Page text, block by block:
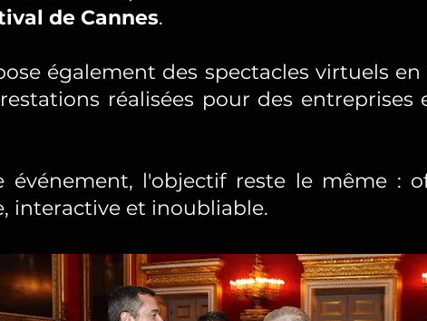
de Cannes.
également des spectacles virtuels
réalisées pour des entreprises
événement, l'objectif reste le même :
interactive et inoubliable.